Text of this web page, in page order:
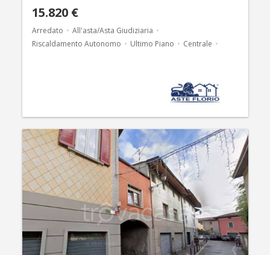
15.820 €
Arredato
All'asta/Asta Giudiziaria
Riscaldamento Autonomo
Ultimo Piano
Centrale